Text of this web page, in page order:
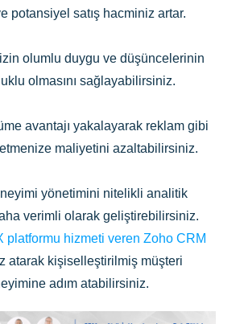
potansiyel satış hacminiz artar.
olumlu duygu ve düşüncelerinin
olmasını sağlayabilirsiniz.
avantajı yakalayarak reklam gibi
maliyetini azaltabilirsiniz.
yönetimini nitelikli analitik
verimli olarak geliştirebilirsiniz.
platformu hizmeti veren Zoho CRM
atarak kişiselleştirilmiş müşteri
adım atabilirsiniz.